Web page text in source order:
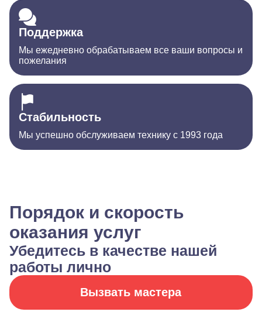
Поддержка
Мы ежедневно обрабатываем все ваши вопросы и
пожелания
Стабильность
Мы успешно обслуживаем технику с 1993 года
Порядок и скорость
оказания услуг
Убедитесь в качестве нашей
работы лично
Вызвать мастера